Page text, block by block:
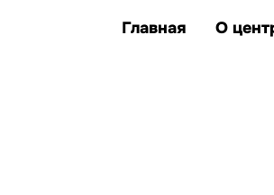
единственные
здоровье и качество жизни
заболеваний, при которых
Главная
О